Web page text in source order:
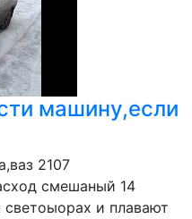
машину,если
2107
смешаный 14
светоыорах и плавают